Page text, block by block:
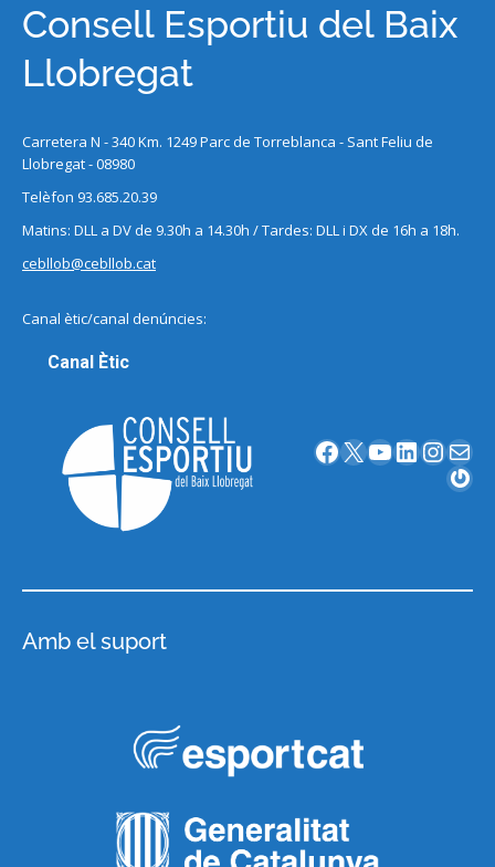
Consell Esportiu del Baix
Llobregat
Carretera N - 340 Km. 1249 Parc de Torreblanca - Sant Feliu de
Llobregat - 08980
Telèfon 93.685.20.39
Matins: DLL a DV de 9.30h a 14.30h / Tardes: DLL i DX de 16h a 18h.
cebllob@cebllob.cat
Canal ètic/canal denúncies:
Canal Ètic
Facebook X YouTube LinkedIn InstagramCorreu electrònic
Gravatar
Amb el suport